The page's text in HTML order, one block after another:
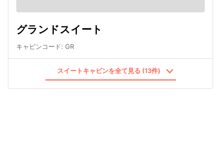
グランドスイート
キャビンコード: GR
スイートキャビンを全て見る (13件)